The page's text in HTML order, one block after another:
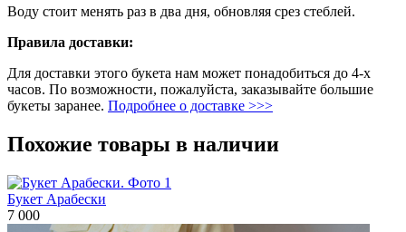
Воду стоит менять раз в два дня, обновляя срез стеблей.
Правила доставки:
Для доставки этого букета нам может понадобиться до 4-х
часов. По возможности, пожалуйста, заказывайте большие
букеты заранее. Подробнее о доставке >>>
Похожие товары в наличии
Букет Арабески
7 000